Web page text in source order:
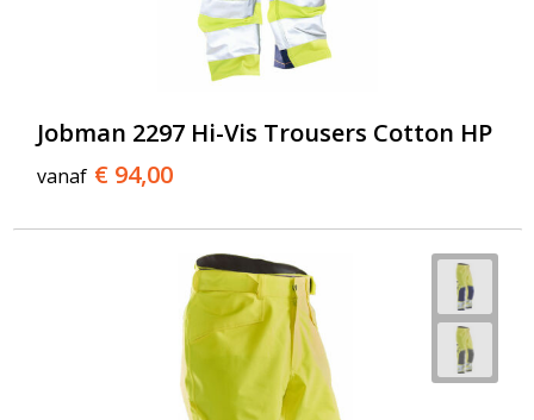
Jobman 2297 Hi-Vis Trousers Cotton HP
vanaf € 94,00